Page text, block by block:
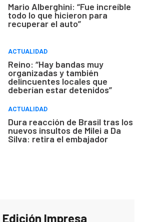
Mario Alberghini: “Fue increíble
todo lo que hicieron para
recuperar el auto”
ACTUALIDAD
Reino: “Hay bandas muy
organizadas y también
delincuentes locales que
deberían estar detenidos”
ACTUALIDAD
Dura reacción de Brasil tras los
nuevos insultos de Milei a Da
Silva: retira el embajador
Edición Impresa